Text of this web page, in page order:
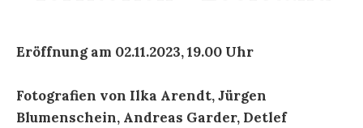
Eröffnung am 02.11.2023, 19.00 Uhr
Fotografien von Ilka Arendt, Jürgen
Blumenschein, Andreas Garder, Detlef